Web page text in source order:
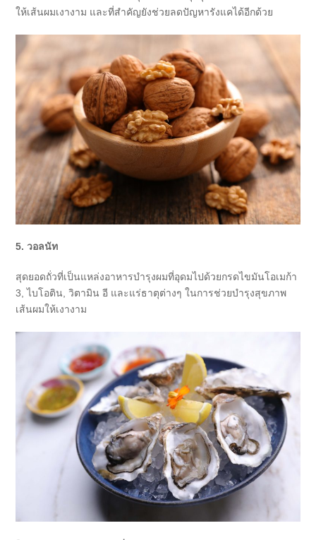
ให้เส้นผมเงางาม และที่สำคัญยังช่วยลดปัญหารังแคได้อีกด้วย
5. วอลนัท
สุดยอดถั่วที่เป็นแหล่งอาหารบำรุงผมที่อุดมไปด้วยกรดไขมันโอเมก้า
3, ไบโอติน, วิตามิน อี และแร่ธาตุต่างๆ ในการช่วยบำรุงสุขภาพ
เส้นผมให้เงางาม